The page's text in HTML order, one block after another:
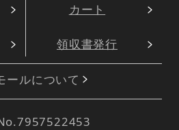
カート
領収書発行
ールについて
7957522453